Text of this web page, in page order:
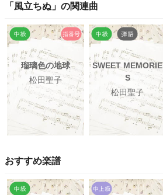
「 風立ちぬ 」の関連曲
瑠璃色の地球
松田聖子
SWEET MEMORIE
S
松田聖子
おすすめ楽譜